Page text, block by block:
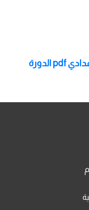
جميع ملخصات الاجتماعيات الثالثة إعدادي pdf الدورة